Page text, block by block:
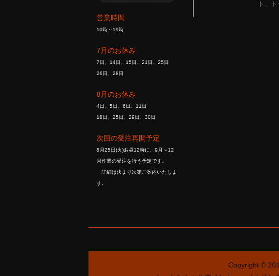
ト、
営業時間
10時～19時
7月のお休み
7日、14日、15日、21日、25日
26日、28日
8月のお休み
4日、5日、6日、11日
18日、25日、29日、30日
次回の受注再開予定
8月25日(火)お昼12時に、9月～12
月作業の受注を行う予定です。
詳細は決まり次第ご案内いたしま
す。
Copyright ©